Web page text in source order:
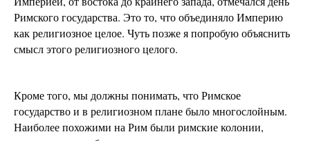
Римского государства. Это то, что объединяло Империю
как религиозное целое. Чуть позже я попробую объяснить
смысл этого религиозного целого.
Кроме того, мы должны понимать, что Римское
государство и в религиозном плане было многослойным.
Наиболее похожими на Рим были римские колонии,